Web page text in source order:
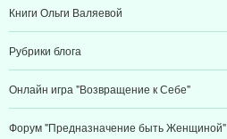
Книги Ольги Валяевой
Рубрики блога
Онлайн игра "Возвращение к Себе"
Форум "Предназначение быть Женщиной"